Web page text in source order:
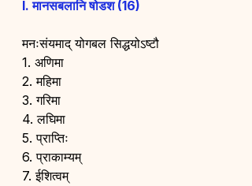
I. मानसबलानि षोडश (16)
मनःसंयमाद् योगबल सिद्धयोऽष्टौ
1. अणिमा
2. महिमा
3. गरिमा
4. लघिमा
5. प्राप्तिः
6. प्राकाम्यम्
7. ईशित्वम्